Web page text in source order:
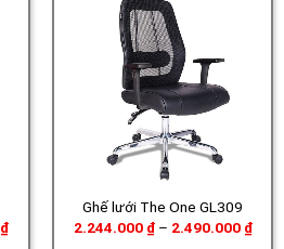
₫Khoảng
Ghế lưới The One GL309
2.244.000 ₫ – 2.490.000 ₫
giá: